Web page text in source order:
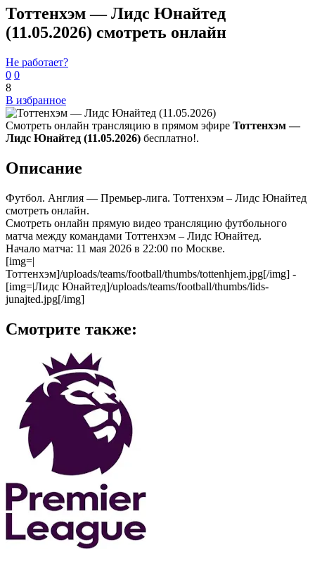
Тоттенхэм — Лидс Юнайтед
(11.05.2026) смотреть онлайн
Не работает?
0 0
8
В избранное
Смотреть онлайн трансляцию в прямом эфире Тоттенхэм —
Лидс Юнайтед (11.05.2026) бесплатно!.
Описание
Футбол. Англия — Премьер-лига. Тоттенхэм – Лидс Юнайтед
смотреть онлайн.
Смотреть онлайн прямую видео трансляцию футбольного
матча между командами Тоттенхэм – Лидс Юнайтед.
Начало матча: 11 мая 2026 в 22:00 по Москве.
[img=|
Тоттенхэм]/uploads/teams/football/thumbs/tottenhjem.jpg[/img] -
[img=|Лидс Юнайтед]/uploads/teams/football/thumbs/lids-
junajted.jpg[/img]
Смотрите также: